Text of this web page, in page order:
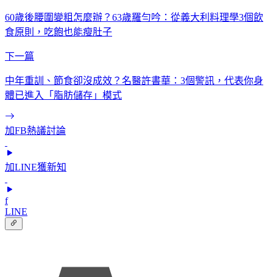
60歲後腰圍變粗怎麼辦？63歲羅勻吟：從義大利料理學3個飲
食原則，吃飽也能瘦肚子
下一篇
中年重訓、節食卻沒成效？名醫許書華：3個警訊，代表你身
體已進入「脂肪儲存」模式
加FB熱議討論
加LINE獲新知
f
LINE